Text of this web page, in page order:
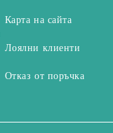
Карта на сайта
Лоялни клиенти
Отказ от поръчка